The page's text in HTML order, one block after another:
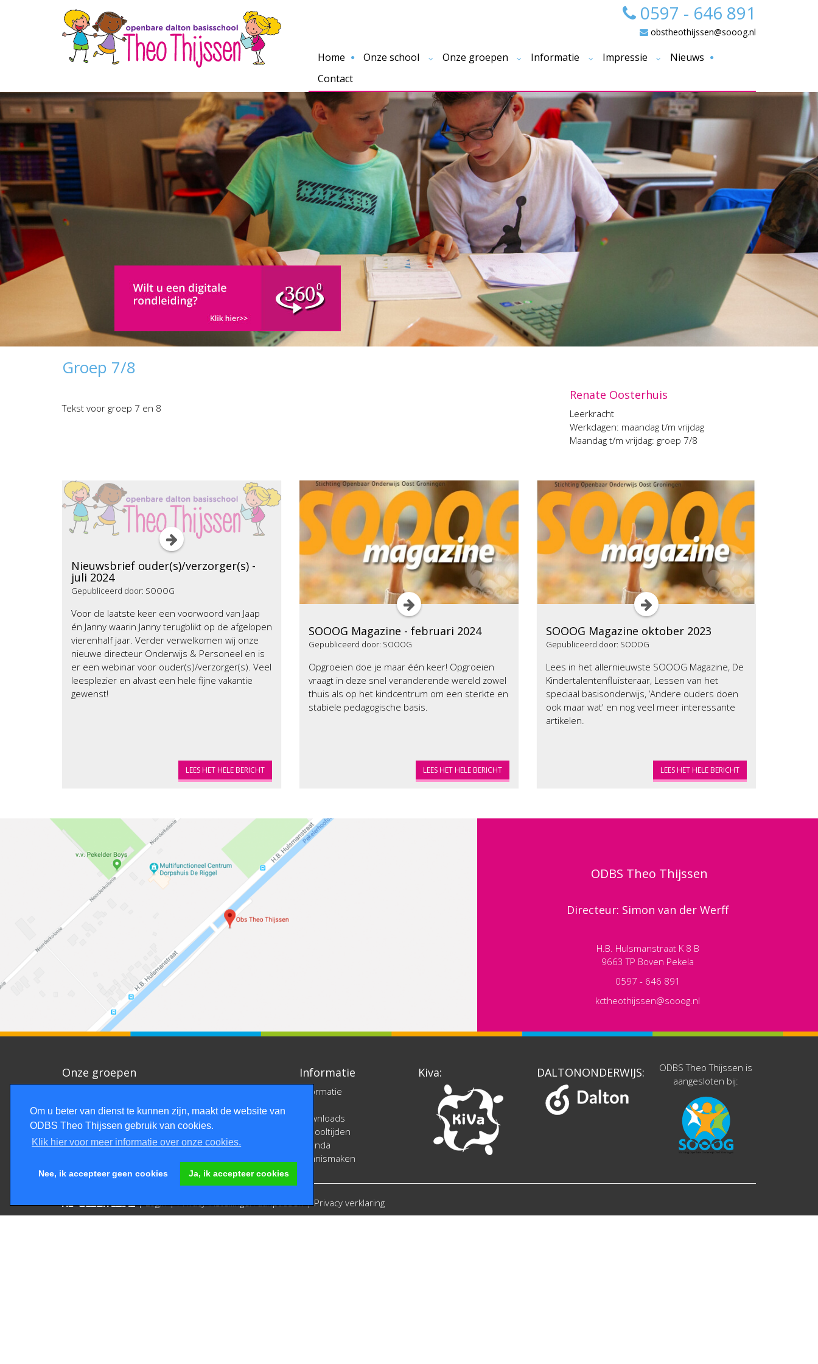
Om u beter van dienst te kunnen zijn, maakt de website van
ODBS Theo Thijssen gebruik van cookies.
Klik hier voor meer informatie over onze cookies.
Nee, ik accepteer geen cookies Ja, ik accepteer cookies
0597 - 646 891
obstheothijssen@sooog.nl
Home Onze school Onze groepen Informatie Impressie
Nieuws
Contact
Groep 7/8
Tekst voor groep 7 en 8
Renate Oosterhuis
Leerkracht
Werkdagen: maandag t/m vrijdag
Maandag t/m vrijdag: groep 7/8
Nieuwsbrief ouder(s)/verzorger(s) -
juli 2024
Gepubliceerd door: SOOOG
Voor de laatste keer een voorwoord van Jaap
én Janny waarin Janny terugblikt op de afgelopen
vierenhalf jaar. Verder verwelkomen wij onze
nieuwe directeur Onderwijs & Personeel en is
er een webinar voor ouder(s)/verzorger(s). Veel
leesplezier en alvast een hele fijne vakantie
gewenst!
LEES HET HELE BERICHT
SOOOG Magazine - februari 2024
Gepubliceerd door: SOOOG
Opgroeien doe je maar één keer! Opgroeien
vraagt in deze snel veranderende wereld zowel
thuis als op het kindcentrum om een sterkte en
stabiele pedagogische basis.
LEES HET HELE BERICHT
SOOOG Magazine oktober 2023
Gepubliceerd door: SOOOG
Lees in het allernieuwste SOOOG Magazine, De
Kindertalentenfluisteraar, Lessen van het
speciaal basisonderwijs, ‘Andere ouders doen
ook maar wat' en nog veel meer interessante
artikelen.
LEES HET HELE BERICHT
ODBS Theo Thijssen
Directeur: Simon van der Werff
H.B. Hulsmanstraat K 8 B
9663 TP Boven Pekela
0597 - 646 891
kctheothijssen@sooog.nl
Onze groepen
Groep 3/4
Groep 5/6
Groep 7/8
Informatie
Informatie
downloads
Schooltijden
Agenda
Kennismaken
Kiva: DALTONONDERWIJS:
ODBS Theo Thijssen is
aangesloten bij:
|Login|Privacy instellingen aanpassen|Privacy verklaring